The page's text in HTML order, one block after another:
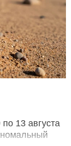
13 августа